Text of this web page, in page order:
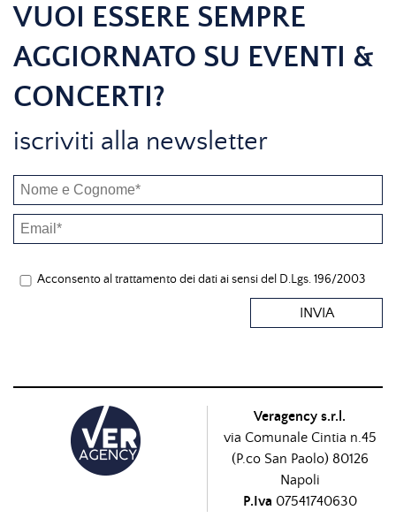
VUOI ESSERE SEMPRE
AGGIORNATO SU EVENTI &
CONCERTI?
iscriviti alla newsletter
Acconsento al trattamento dei dati ai sensi del D.Lgs. 196/2003
INVIA
Veragency s.r.l.
via Comunale Cintia n.45
(P.co San Paolo) 80126
Napoli
P.Iva 07541740630